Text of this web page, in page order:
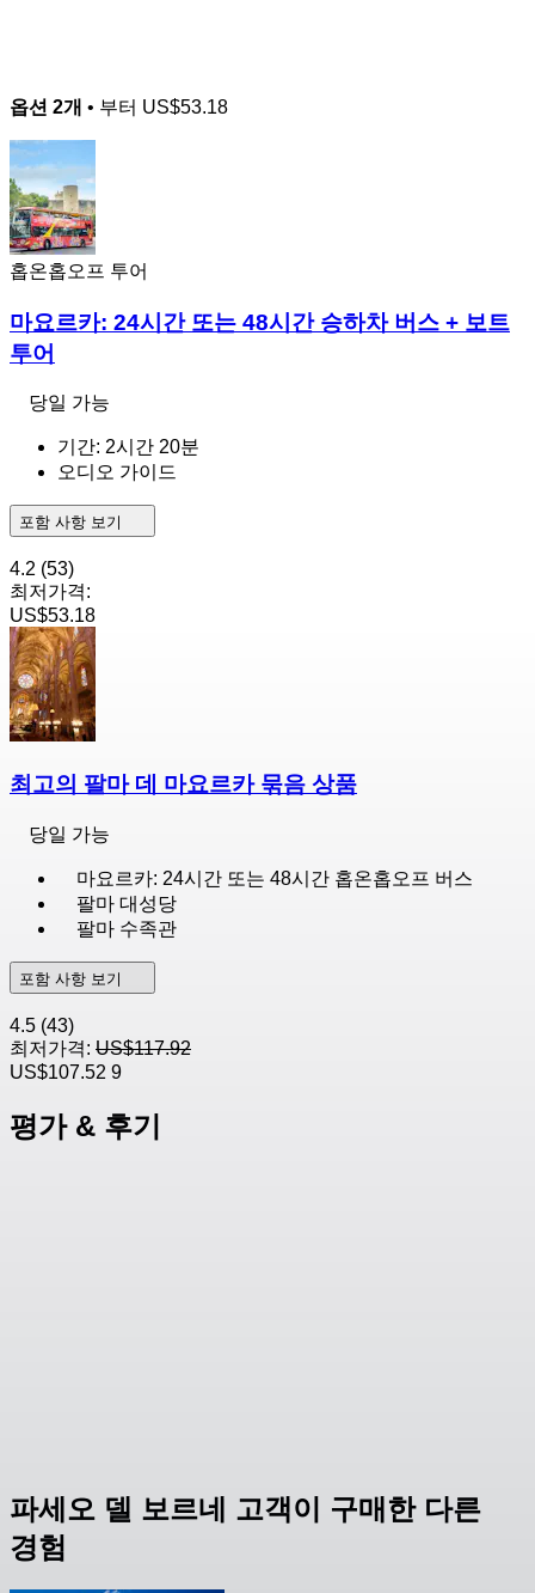
옵션 2개 • 부터 US$53.18
홉온홉오프 투어
마요르카: 24시간 또는 48시간 승하차 버스 + 보트
투어
당일 가능
기간: 2시간 20분
오디오 가이드
포함 사항 보기
4.2 (53)
최저가격:
US$53.18
최고의 팔마 데 마요르카 묶음 상품
당일 가능
마요르카: 24시간 또는 48시간 홉온홉오프 버스
팔마 대성당
팔마 수족관
포함 사항 보기
4.5 (43)
최저가격: US$117.92
US$107.52 9
평가 & 후기
파세오 델 보르네 고객이 구매한 다른
경험